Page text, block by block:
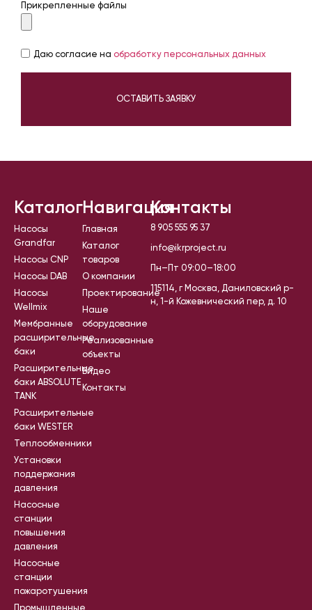
Прикрепленные файлы
Даю согласие на обработку персональных данных
ОСТАВИТЬ ЗАЯВКУ
Каталог
Насосы
Grandfar
Насосы CNP
Насосы DAB
Насосы
Wellmix
Мембранные
расширительные
баки
Расширительные
баки ABSOLUTE
TANK
Расширительные
баки WESTER
Теплообменники
Установки
поддержания
давления
Насосные
станции
повышения
давления
Насосные
станции
пожаротушения
Промышленные
Навигация
Главная
Каталог
товаров
О компании
Проектирование
Наше
оборудование
Реализованные
объекты
Видео
Контакты
Контакты
8 905 555 95 37
info@ikrproject.ru
Пн–Пт 09:00–18:00
115114, г Москва, Даниловский р-
н, 1-й Кожевнический пер, д. 10